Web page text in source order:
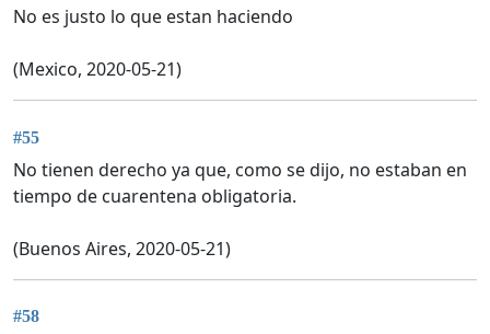
No es justo lo que estan haciendo
(Mexico, 2020-05-21)
#55
No tienen derecho ya que, como se dijo, no estaban en
tiempo de cuarentena obligatoria.
(Buenos Aires, 2020-05-21)
#58